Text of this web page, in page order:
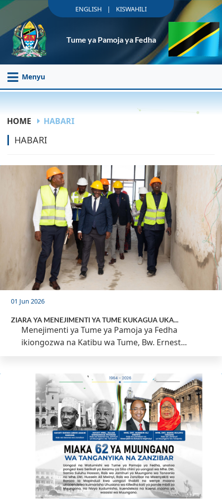
KISWAHILI
|
ENGLISH
Tume ya Pamoja ya Fedha
Menyu
HOME HABARI
HABARI
01 Jun 2026
ZIARA YA MENEJIMENTI YA TUME KUKAGUA UKA...
Menejimenti ya Tume ya Pamoja ya Fedha
ikiongozwa na Katibu wa Tume, Bw. Ernest...